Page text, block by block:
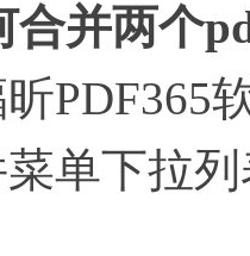
合并两个
软
下拉列